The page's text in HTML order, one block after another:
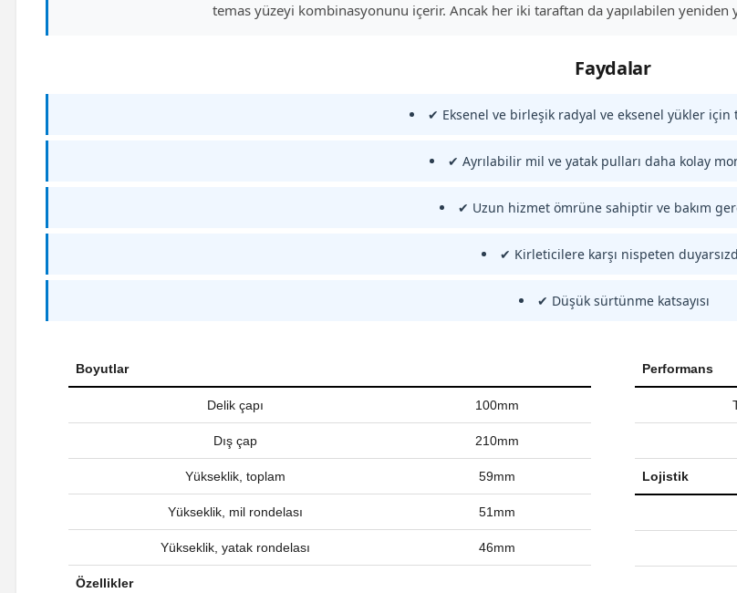
temas yüzeyi kombinasyonunu içerir. Ancak her iki taraftan da yapılabilen
Faydalar
✔ Eksenel ve birleşik radyal ve eksenel yükler için
✔ Ayrılabilir mil ve yatak pulları daha kolay
✔ Uzun hizmet ömrüne sahiptir ve bakım
✔ Kirleticilere karşı nispeten
✔ Düşük sürtünme katsayısı
Boyutlar
Delik çapı 100mm
Dış çap 210mm
Yükseklik, toplam 59mm
Yükseklik, mil rondelası 51mm
Yükseklik, yatak rondelası 46mm
Özellikler
Performans
Lojistik